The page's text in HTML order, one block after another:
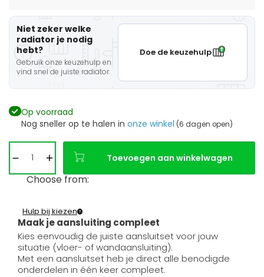
Niet zeker welke
radiator je nodig
hebt?
Gebruik onze keuzehulp en
vind snel de juiste radiator.
Doe de keuzehulp
Op voorraad
Nog sneller op te halen in onze winkel (6 dagen open)
Toevoegen aan winkelwagen
Choose from:
Maak je aansluiting compleet
Hulp bij kiezen
Kies eenvoudig de juiste aansluitset voor jouw
situatie (vloer- of wandaansluiting).
Met een aansluitset heb je direct alle benodigde
onderdelen in één keer compleet.